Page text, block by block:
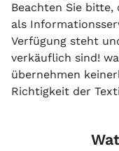
Beachten Sie bitte,
als
Verfügung steht
verkäuflich sind!
übernehmen
Richtigkeit der